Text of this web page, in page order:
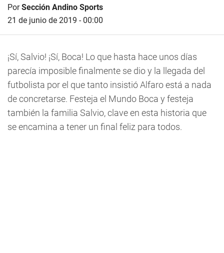
PorSección Andino Sports
21 de junio de 2019 - 00:00
¡Sí, Salvio! ¡Sí, Boca! Lo que hasta hace unos días
parecía imposible finalmente se dio y la llegada del
futbolista por el que tanto insistió Alfaro está a nada
de concretarse. Festeja el Mundo Boca y festeja
también la familia Salvio, clave en esta historia que
se encamina a tener un final feliz para todos.